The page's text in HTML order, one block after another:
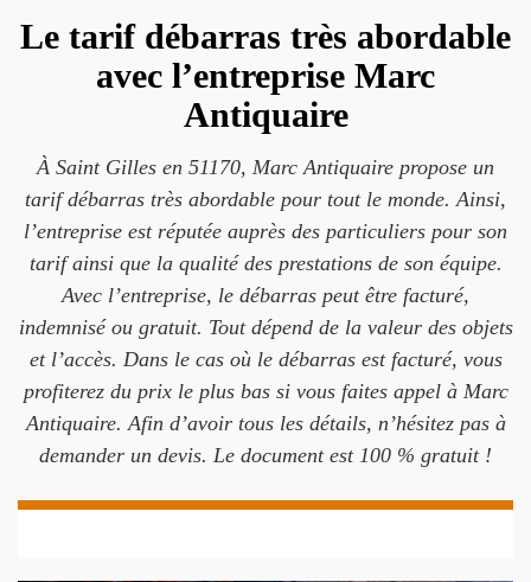
Le tarif débarras très abordable
avec l’entreprise Marc
Antiquaire
À Saint Gilles en 51170, Marc Antiquaire propose un
tarif débarras très abordable pour tout le monde. Ainsi,
l’entreprise est réputée auprès des particuliers pour son
tarif ainsi que la qualité des prestations de son équipe.
Avec l’entreprise, le débarras peut être facturé,
indemnisé ou gratuit. Tout dépend de la valeur des objets
et l’accès. Dans le cas où le débarras est facturé, vous
profiterez du prix le plus bas si vous faites appel à Marc
Antiquaire. Afin d’avoir tous les détails, n’hésitez pas à
demander un devis. Le document est 100 % gratuit !